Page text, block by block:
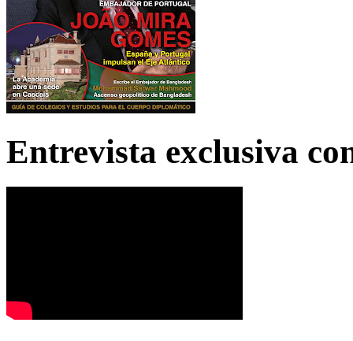
Entrevista exclusiva